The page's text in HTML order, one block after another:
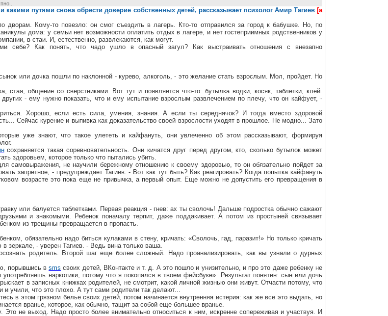
путями снова обрести доверие собственных детей, рассказывает психолог Амир Тагиев [а
дворам. Кому-то повезло: он смог съездить в лагерь. Кто-то отправился за город к бабушке. Но, по
дома: у семьи нет возможности оплатить отдых в лагере, и нет гостеприимных родственников у
в стаи. И, естественно, развлекаются, как могут.
себе? Как понять, что чадо ушло в опасный загул? Как выстраивать отношения с внезапно
или дочка пошли по наклонной - курево, алкоголь, - это желание стать взрослым. Мол, пройдет. Но
общение со сверстниками. Вот тут и появляется что-то: бутылка водки, косяк, таблетки, клей.
- ему нужно показать, что и ему испытание взрослым развлечением по плечу, что он кайфует, -
Хорошо, если есть сила, умения, знания. А если ты середнячок? И тогда вместо здоровой
Сейчас курение и выпивка как доказательство своей взрослости уходят в прошлое. Не модно... Зато
уже знают, что такое улететь и кайфануть, они увлеченно об этом рассказывают, формируя
сохраняется такая соревновательность. Они кичатся друг перед другом, кто, сколько бутылок может
здоровьем, которое только что пытались убить.
самовыражения, не научили бережному отношению к своему здоровью, то он обязательно пойдет за
запретное, - предупреждает Тагиев. - Вот как тут быть? Как реагировать? Когда попытка кайфануть
возрасте это пока еще не привычка, а первый опыт. Еще можно не допустить его превращения в
или балуется таблетками. Первая реакция - гнев: ах ты сволочь! Дальше подростка обычно сажают
и знакомыми. Ребенок поначалу терпит, даже поддакивает. А потом из простыней связывает
из трещины превращается в пропасть.
обязательно надо биться кулаками в стену, кричать: «Сволочь, гад, паразит!» Но только кричать
зеркале, - уверен Тагиев. - Ведь вина только ваша.
родитель. Второй шаг еще более сложный. Надо проанализировать, как вы узнали о дурных
порывшись вsms своих детей, ВКонтакте и т. д. А это пошло и унизительно, и про это даже ребенку не
наркотики, потому что я покопался в твоем фейсбуке». Результат понятен: сын или дочь
в записных книжках родителей, не смотрит, какой личной жизнью они живут. Отчасти потому, что
и учили, что это плохо. А тут сами родители так делают...
в этом грязном белье своих детей, потом начинается внутренняя истерия: как же все это выдать, но
вранье, которое, как обычно, тащит за собой еще большее вранье.
не выход. Надо просто более внимательно относиться к ним, искренне сопереживая и участвуя. И